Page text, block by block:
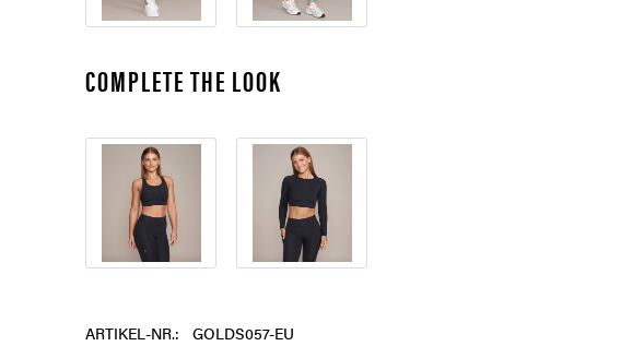
COMPLETE THE LOOK
ARTIKEL-NR.: GOLDS057-EU